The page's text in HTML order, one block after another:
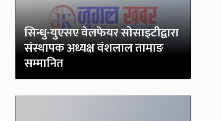
सिन्धु-युएसए वेलफेयर सोसाइटीद्वारा
संस्थापक अध्यक्ष वंशलाल तामाङ
सम्मानित